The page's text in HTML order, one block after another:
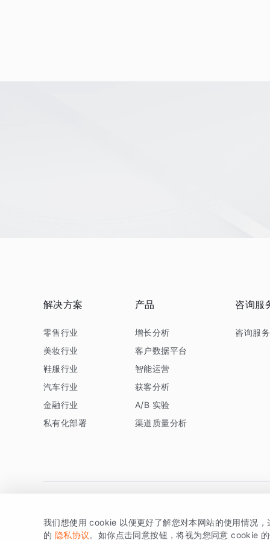
解决方案
零售行业
美妆行业
鞋服行业
汽车行业
金融行业
私有化部署
产品
增长分析
客户数据平台
智能运营
获客分析
A/B 实验
渠道质量分析
咨询服
咨询服务
版权所有 © 北京易数科技有限公司SDK相关说明 京ICP备
我们想使用 cookie 以便更好了解您对本网站的使用情况
的 隐私协议。如你点击同意按钮，将视为您同意 cookie 的